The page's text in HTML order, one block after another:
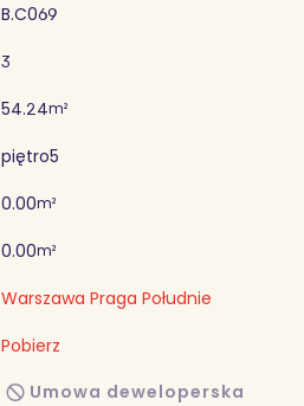
B.C069
3
54.24m²
piętro5
0.00m²
0.00m²
Warszawa Praga Południe
Pobierz
Umowa deweloperska